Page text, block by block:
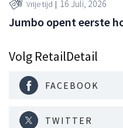
Vrije tijd 16 Juli, 2026
Jumbo opent eerste
Volg RetailDetail
FACEBOOK
TWITTER